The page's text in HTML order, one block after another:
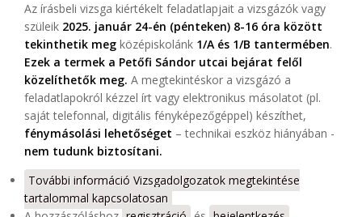
Az írásbeli vizsga kiértékelt feladatlapjait a vizsgázók vagy
szüleik 2025. január 24-én (pénteken) 8-16 óra között
tekinthetik meg középiskolánk 1/A és 1/B tantermében.
Ezek a termek a Petőfi Sándor utcai bejárat felől
közelíthetők meg. A megtekintéskor a vizsgázó a
feladatlapokról kézzel írt vagy elektronikus másolatot (pl.
saját telefonnal, digitális fényképezőgéppel) készíthet,
fénymásolási lehetőséget – technikai eszköz hiányában -
nem tudunk biztosítani.
További információ Vizsgadolgozatok megtekintése
tartalommal kapcsolatosan